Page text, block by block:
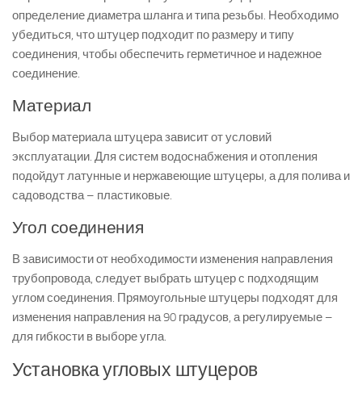
определение диаметра шланга и типа резьбы. Необходимо
убедиться, что штуцер подходит по размеру и типу
соединения, чтобы обеспечить герметичное и надежное
соединение.
Материал
Выбор материала штуцера зависит от условий
эксплуатации. Для систем водоснабжения и отопления
подойдут латунные и нержавеющие штуцеры, а для полива и
садоводства – пластиковые.
Угол соединения
В зависимости от необходимости изменения направления
трубопровода, следует выбрать штуцер с подходящим
углом соединения. Прямоугольные штуцеры подходят для
изменения направления на 90 градусов, а регулируемые –
для гибкости в выборе угла.
Установка угловых штуцеров